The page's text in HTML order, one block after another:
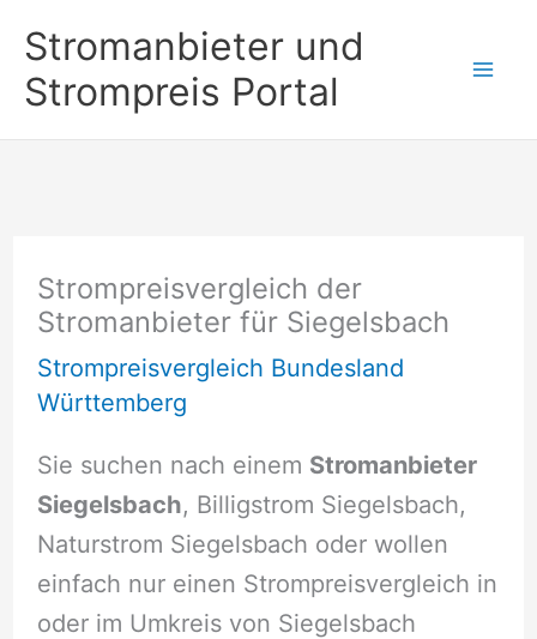
Inhalt
springen
Stromanbieter und
Strompreis Portal
Strompreisvergleich der
Stromanbieter für Siegelsbach
Strompreisvergleich Bundesland
Württemberg
Sie suchen nach einem Stromanbieter
Siegelsbach, Billigstrom Siegelsbach,
Naturstrom Siegelsbach oder wollen
einfach nur einen Strompreisvergleich in
oder im Umkreis von Siegelsbach